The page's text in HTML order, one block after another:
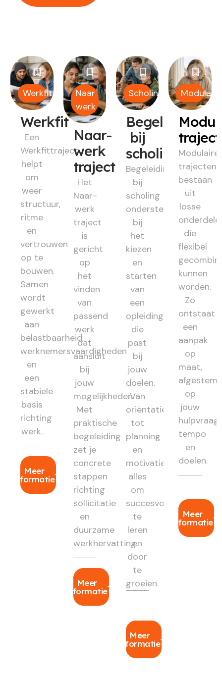
Werkfit
Werkfit
Een
Werkfittraject
helpt
om
weer
structuur,
ritme
en
vertrouwen
op te
bouwen.
Samen
wordt
gewerkt
aan
belastbaarheid,
werknemersvaardigheden
en
een
stabiele
basis
richting
werk.
Meer
informatie
Naar
werk
Naar-
werk
traject
Het
Naar-
werk
traject
is
gericht
op
het
vinden
van
passend
werk
dat
aansluit
bij
jouw
mogelijkheden.
Met
praktische
begeleiding
zet je
concrete
stappen
richting
sollicitatie
en
duurzame
werkhervatting.
Meer
informatie
Scholing
Begeleiding
bij
scholing
Begeleiding
bij
scholing
ondersteunt
bij
het
kiezen
en
starten
van
een
opleiding
die
past
bij
jouw
doelen.
Van
oriëntatie
tot
planning
en
motivatie:
alles
om
succesvol
te
leren
en
door
te
groeien.
Meer
informatie
Modulair
Modulaire
trajecten
bestaan
uit
losse
die
flexibel
kunnen
worden.
Zo
ontstaat
een
aanpak
op
maat,
op
jouw
hulpvraag,
tempo
en
doelen.
Meer
informatie